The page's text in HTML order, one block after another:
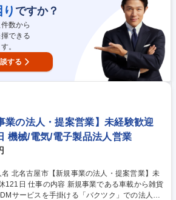
開発・インフラ部隊とセットでの参画が多く、
企業案件を中心にアテンドします。社長の人望
在籍期間が長く、日々フィードバックを通じて
に100名規模への成長を目指します。 募集職
二新卒歓迎/外資系コンサル出身の代表が指導/
ですか？
数から
できる
。
する
業の法人・提案営業】未経験歓迎
機械/電気/電子製品法人営業
る車載から雑貨
サービスを手掛ける「バクツク」での法人営